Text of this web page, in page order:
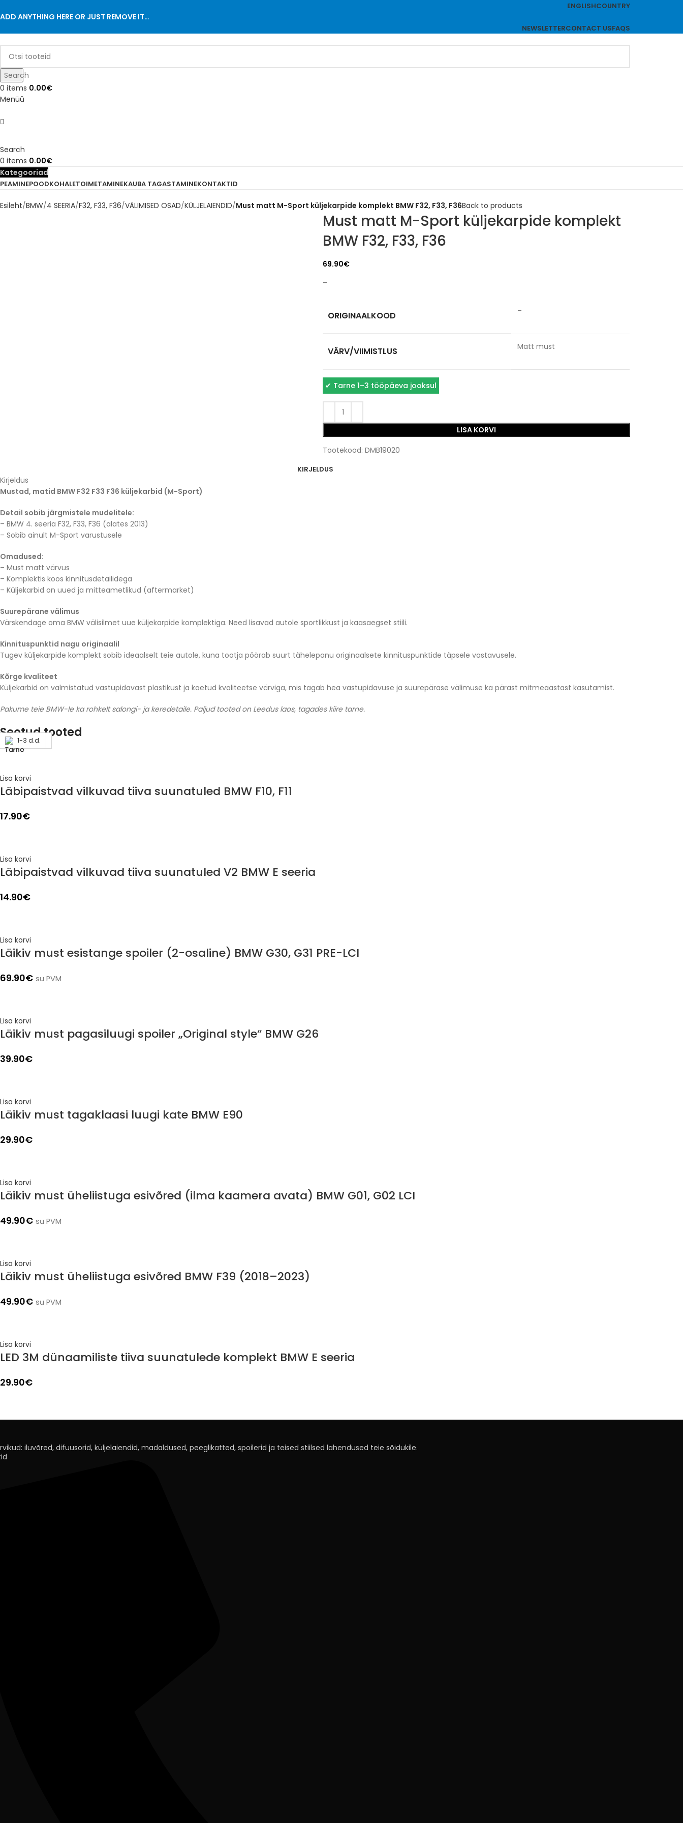
ENGLISHCOUNTRY
ADD ANYTHING HERE OR JUST REMOVE IT…
NEWSLETTERCONTACT USFAQS
Search
0 items 0.00€
Menüü
Search
0 items 0.00€
Kategooriad
PEAMINEPOODKOHALETOIMETAMINEKAUBA TAGASTAMINEKONTAKTID
Esileht BMW 4 SEERIA F32, F33, F36 VÄLIMISED OSAD KÜLJELAIENDID Must matt M-Sport küljekarpide komplekt BMW F32, F33, F36Back to products
Must matt M-Sport küljekarpide komplekt
BMW F32, F33, F36
69.90€
–
ORIGINAALKOOD –
VÄRV/VIIMISTLUS Matt must
✔ Tarne 1–3 tööpäeva jooksul
LISA KORVI
Tootekood: DMB19020
KIRJELDUS
Kirjeldus
Mustad, matid BMW F32 F33 F36 küljekarbid (M-Sport)
Detail sobib järgmistele mudelitele:
– BMW 4. seeria F32, F33, F36 (alates 2013)
– Sobib ainult M-Sport varustusele
Omadused:
– Must matt värvus
– Komplektis koos kinnitusdetailidega
– Küljekarbid on uued ja mitteametlikud (aftermarket)
Suurepärane välimus
Värskendage oma BMW välisilmet uue küljekarpide komplektiga. Need lisavad autole sportlikkust ja kaasaegset stiili.
Kinnituspunktid nagu originaalil
Tugev küljekarpide komplekt sobib ideaalselt teie autole, kuna tootja pöörab suurt tähelepanu originaalsete kinnituspunktide täpsele vastavusele.
Kõrge kvaliteet
Küljekarbid on valmistatud vastupidavast plastikust ja kaetud kvaliteetse värviga, mis tagab hea vastupidavuse ja suurepärase välimuse ka pärast mitmeaastast kasutamist.
Pakume teie BMW-le ka rohkelt salongi- ja keredetaile. Paljud tooted on Leedus laos, tagades kiire tarne.
Seotud tooted
1-3 d.d.
Lisa korvi
Läbipaistvad vilkuvad tiiva suunatuled BMW F10, F11
17.90€
1-3 d.d.
Lisa korvi
Läbipaistvad vilkuvad tiiva suunatuled V2 BMW E seeria
14.90€
1-3 d.d.
Lisa korvi
Läikiv must esistange spoiler (2-osaline) BMW G30, G31 PRE-LCI
69.90€ su PVM
1-3 d.d.
Lisa korvi
Läikiv must pagasiluugi spoiler „Original style“ BMW G26
39.90€
Läbimüüdud
Lisa korvi
Läikiv must tagaklaasi luugi kate BMW E90
29.90€
1-3 d.d.
Lisa korvi
Läikiv must üheliistuga esivõred (ilma kaamera avata) BMW G01, G02 LCI
49.90€ su PVM
1-3 d.d.
Lisa korvi
Läikiv must üheliistuga esivõred BMW F39 (2018–2023)
49.90€ su PVM
1-3 d.d.
Lisa korvi
LED 3M dünaamiliste tiiva suunatulede komplekt BMW E seeria
29.90€
iluvõred, difuusorid, küljelaiendid, madaldused, peeglikatted, spoilerid ja teised stiilsed lahendused teie sõidukile.